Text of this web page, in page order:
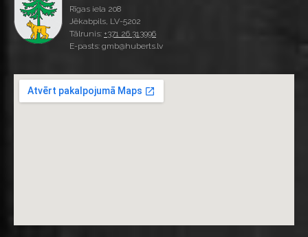
Rīgas iela 208
Jēkabpils, LV-5202
Tālrunis: +371 26 313996
E-pasts: gmb@huberts.lv